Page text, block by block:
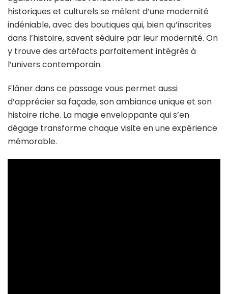
historiques et culturels se mêlent d’une modernité
indéniable, avec des boutiques qui, bien qu’inscrites
dans l’histoire, savent séduire par leur modernité. On
y trouve des artéfacts parfaitement intégrés à
l’univers contemporain.
Flâner dans ce passage vous permet aussi
d’apprécier sa façade, son ambiance unique et son
histoire riche. La magie enveloppante qui s’en
dégage transforme chaque visite en une expérience
mémorable.